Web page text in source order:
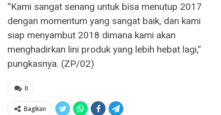
“Kami sangat senang untuk bisa menutup 2017
dengan momentum yang sangat baik, dan kami
siap menyambut 2018 dimana kami akan
menghadirkan lini produk yang lebih hebat lagi,”
pungkasnya. (ZP/02)
0
Bagikan